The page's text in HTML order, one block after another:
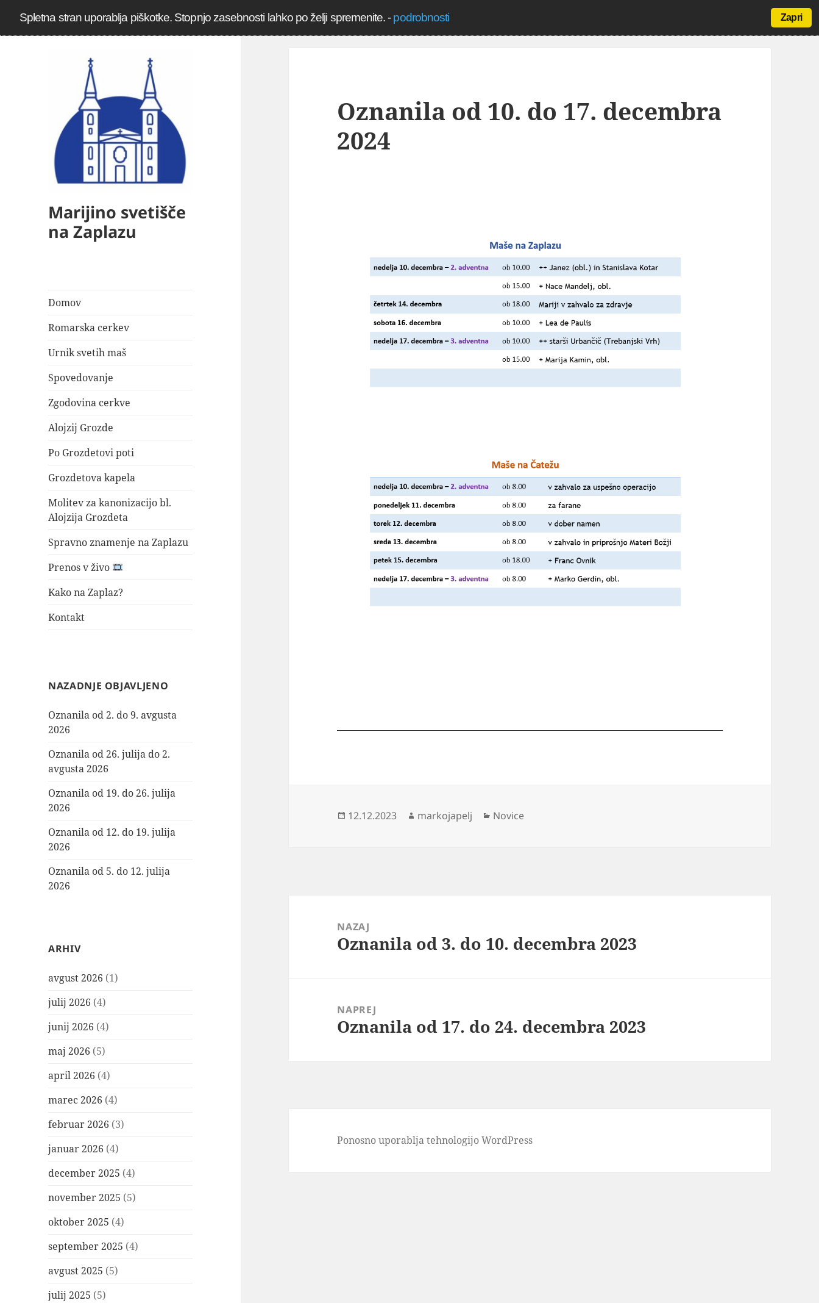
Spletna stran uporablja piškotke. Stopnjo zasebnosti lahko po želji spremenite.-podrobnosti Zapri
Marijino svetišče
na Zaplazu
Domov
Romarska cerkev
Urnik svetih maš
Spovedovanje
Zgodovina cerkve
Alojzij Grozde
Po Grozdetovi poti
Grozdetova kapela
Molitev za kanonizacijo bl.
Alojzija Grozdeta
Spravno znamenje na Zaplazu
Prenos v živo
Kako na Zaplaz?
Kontakt
NAZADNJE OBJAVLJENO
Oznanila od 2. do 9. avgusta
2026
Oznanila od 26. julija do 2.
avgusta 2026
Oznanila od 19. do 26. julija
2026
Oznanila od 12. do 19. julija
2026
Oznanila od 5. do 12. julija
2026
ARHIV
avgust 2026 (1)
julij 2026 (4)
junij 2026 (4)
maj 2026 (5)
april 2026 (4)
marec 2026 (4)
februar 2026 (3)
januar 2026 (4)
december 2025 (4)
november 2025 (5)
oktober 2025 (4)
september 2025 (4)
avgust 2025 (5)
julij 2025 (5)
Oznanila od 10. do 17. decembra
2024
Objavljeno
12.12.2023 Avtor
markojapelj Kategorije
Novice
prispevkaNAZAJ
Prejšnji
Oznanila od 3. do 10. decembra 2023
NAPREJ
Naslednji
Oznanila od 17. do 24. decembra 2023
Ponosno uporablja tehnologijo WordPress